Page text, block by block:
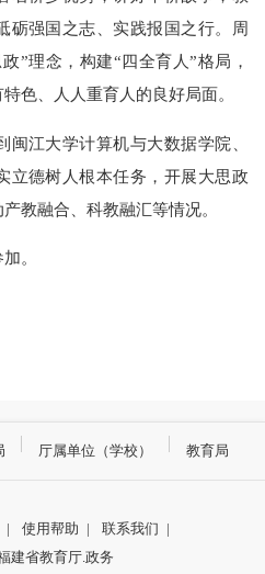
砺强国之志、实践报国之行。周
”理念，构建“四全育人”格局，
色、人人重育人的良好局面。
江大学计算机与大数据学院、
立德树人根本任务，开展大思政
教融合、科教融汇等情况。
。
厅属单位（学校） 教育局
| 使用帮助 | 联系我们 |
建省教育厅.政务